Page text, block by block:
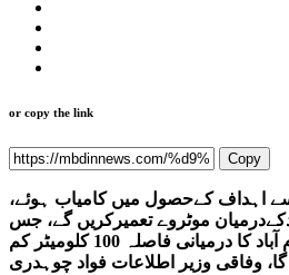
or copy the link
Copy
اہداف کےحصول میں کامیاب ہوئے،
موٹروے تعمیرکریں گے، جس
کے بعد لاہور اور اسلام آباد کا درمیانی فاصلہ 100 کلومیٹر کم
گا، وفاقی وزیر اطلاعات فواد چوہدری